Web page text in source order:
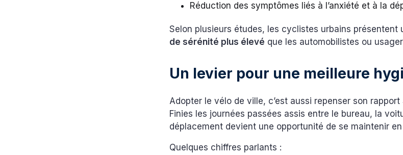
Réduction des symptômes liés à l’anxiété et à la
Selon plusieurs études, les cyclistes urbains présentent
de sérénité plus élevé que les automobilistes ou
Un levier pour une meilleure
Adopter le vélo de ville, c’est aussi repenser son
Finies les journées passées assis entre le bureau, la
déplacement devient une opportunité de se maintenir
Quelques chiffres parlants :